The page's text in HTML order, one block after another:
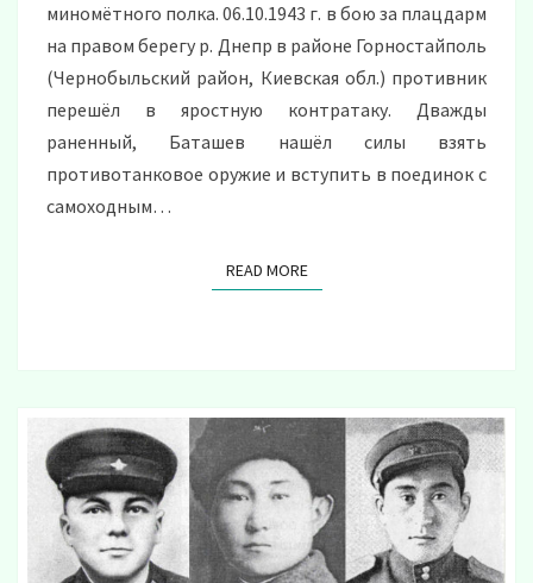
миномётного полка. 06.10.1943 г. в бою за плацдарм
на правом берегу р. Днепр в районе Горностайполь
(Чернобыльский район, Киевская обл.) противник
перешёл в яростную контратаку. Дважды
раненный, Баташев нашёл силы взять
противотанковое оружие и вступить в поединок с
самоходным…
READ MOREREAD MORE